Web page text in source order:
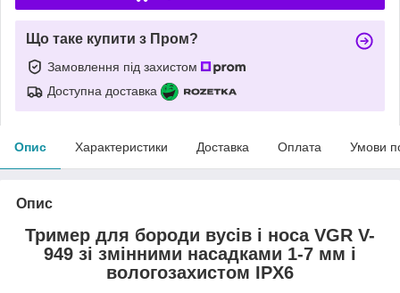
Що таке купити з Пром?
Замовлення під захистом
Доступна доставка
Опис Характеристики Доставка Оплата Умови
Опис
Тример для бороди вусів і носа VGR V-
949 зі змінними насадками 1-7 мм і
вологозахистом IPX6